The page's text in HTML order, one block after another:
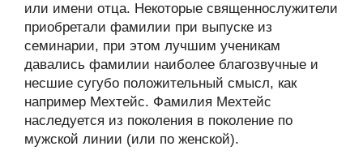
или имени отца. Некоторые священнослужители
приобретали фамилии при выпуске из
семинарии, при этом лучшим ученикам
давались фамилии наиболее благозвучные и
несшие сугубо положительный смысл, как
например Мехтейс. Фамилия Мехтейс
наследуется из поколения в поколение по
мужской линии (или по женской).